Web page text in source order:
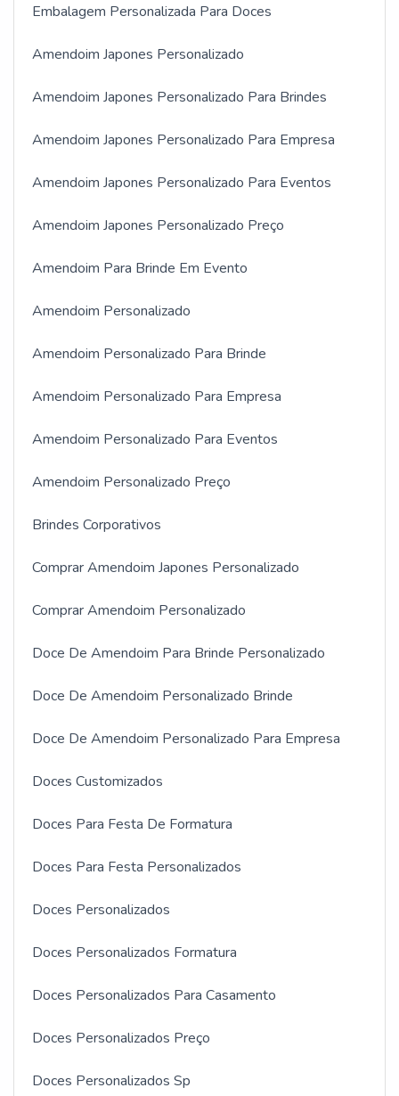
Embalagem Personalizada Para Doces
Amendoim Japones Personalizado
Amendoim Japones Personalizado Para Brindes
Amendoim Japones Personalizado Para Empresa
Amendoim Japones Personalizado Para Eventos
Amendoim Japones Personalizado Preço
Amendoim Para Brinde Em Evento
Amendoim Personalizado
Amendoim Personalizado Para Brinde
Amendoim Personalizado Para Empresa
Amendoim Personalizado Para Eventos
Amendoim Personalizado Preço
Brindes Corporativos
Comprar Amendoim Japones Personalizado
Comprar Amendoim Personalizado
Doce De Amendoim Para Brinde Personalizado
Doce De Amendoim Personalizado Brinde
Doce De Amendoim Personalizado Para Empresa
Doces Customizados
Doces Para Festa De Formatura
Doces Para Festa Personalizados
Doces Personalizados
Doces Personalizados Formatura
Doces Personalizados Para Casamento
Doces Personalizados Preço
Doces Personalizados Sp